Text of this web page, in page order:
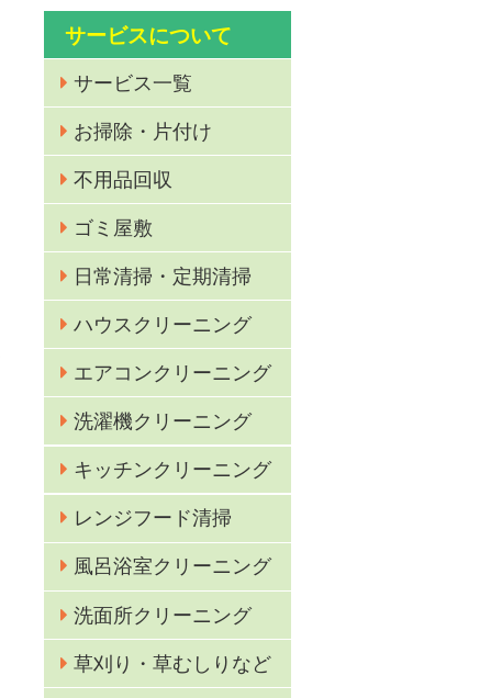
サービスについて
サービス一覧
お掃除・片付け
不用品回収
ゴミ屋敷
日常清掃・定期清掃
ハウスクリーニング
エアコンクリーニング
洗濯機クリーニング
キッチンクリーニング
レンジフード清掃
風呂浴室クリーニング
洗面所クリーニング
草刈り・草むしりなど